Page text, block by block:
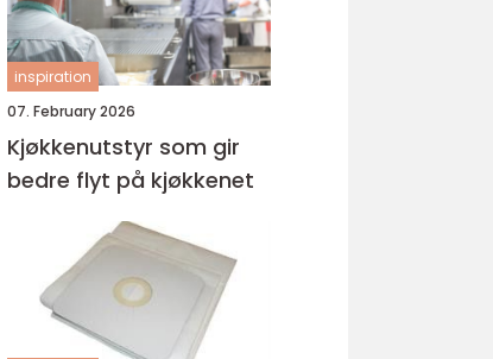
inspiration
07. February 2026
Kjøkkenutstyr som gir
bedre flyt på kjøkkenet